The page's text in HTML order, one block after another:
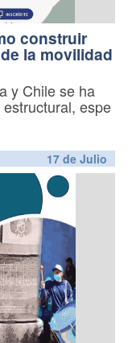
construir
la movilidad
y Chile se ha
espe
17 de Julio